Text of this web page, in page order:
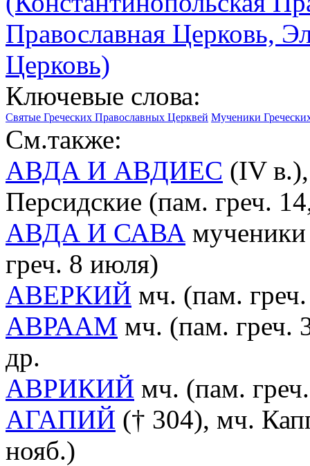
Православная Церковь,
Церковь)
Ключевые слова:
Святые Греческих Православных Церквей Мученики
См.также:
АВДА И АВДИЕС (IV
Персидские (пам. греч.
АВДА И САВА
греч. 8 июля)
АВЕРКИЙ мч. (пам.
АВРААМ мч. (пам. греч.
др.
АВРИКИЙ мч. (пам.
АГАПИЙ († 304), мч.
нояб.)